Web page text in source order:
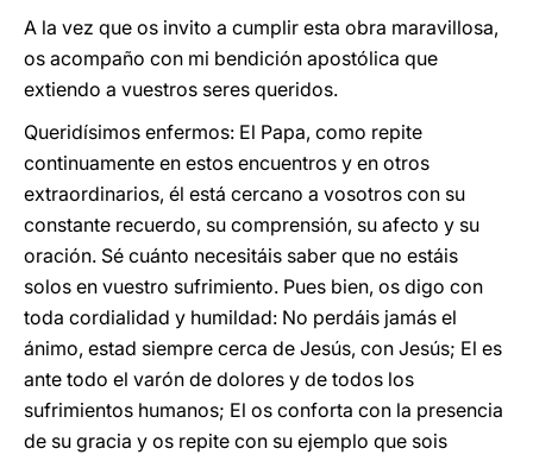
A la vez que os invito a cumplir esta obra maravillosa,
os acompaño con mi bendición apostólica que
extiendo a vuestros seres queridos.
Queridísimos enfermos: El Papa, como repite
continuamente en estos encuentros y en otros
extraordinarios, él está cercano a vosotros con su
constante recuerdo, su comprensión, su afecto y su
oración. Sé cuánto necesitáis saber que no estáis
solos en vuestro sufrimiento. Pues bien, os digo con
toda cordialidad y humildad: No perdáis jamás el
ánimo, estad siempre cerca de Jesús, con Jesús; El es
ante todo el varón de dolores y de todos los
sufrimientos humanos; El os conforta con la presencia
de su gracia y os repite con su ejemplo que sois